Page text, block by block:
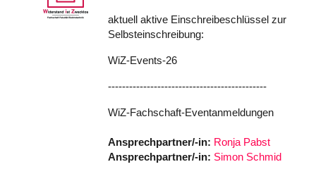
aktuell aktive Einschreibeschlüssel zur
Selbsteinschreibung:
WiZ-Events-26
---------------------------------------------
WiZ-Fachschaft-Eventanmeldungen
Ansprechpartner/-in: Ronja Pabst
Ansprechpartner/-in: Simon Schmid